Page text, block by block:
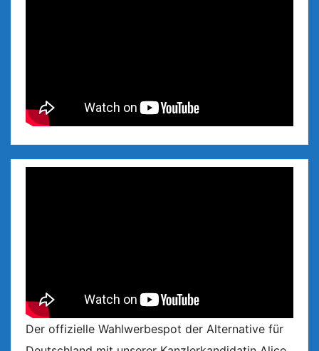
Der offizielle Wahlwerbespot der Alternative für